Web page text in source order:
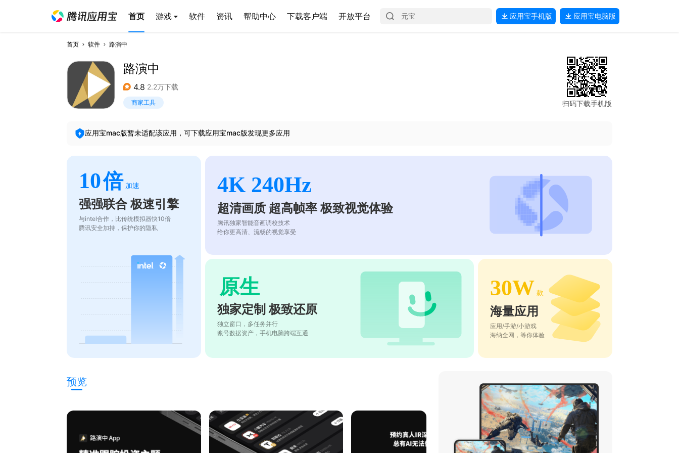
首页 游戏 软件 资讯 帮助中心 下载客户端 开放平台 应用宝手机版 应用宝电脑版
首页 软件 路演中
路演中
4.8 2.2万下载
商家工具 扫码下载手机版
应用宝mac版暂未适配该应用，可下载应用宝mac版发现更多应用
10倍 加速
强强联合 极速引擎
与intel合作，比传统模拟器快10倍
腾讯安全加持，保护你的隐私
4K 240Hz
超清画质 超高帧率 极致视觉体验
腾讯独家智能音画调校技术
给你更高清、流畅的视觉享受
原生
独家定制 极致还原
独立窗口，多任务并行
账号数据资产，手机电脑跨端互通
30W 款
海量应用
应用/手游/小游戏
海纳全网，等你体验
预览